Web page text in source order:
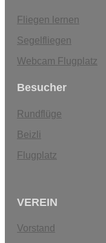
Fliegen lernen
Segelfliegen
Webcam Flugplatz
Besucher
Rundflüge
Beizli
Flugplatz
VEREIN
Vorstand